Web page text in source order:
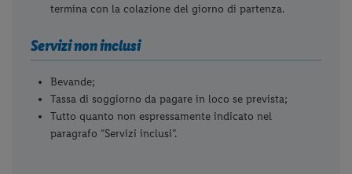
termina con la colazione del giorno di partenza.
Servizi non inclusi
Bevande;
Tassa di soggiorno da pagare in loco se prevista;
Tutto quanto non espressamente indicato nel
paragrafo “Servizi inclusi”.